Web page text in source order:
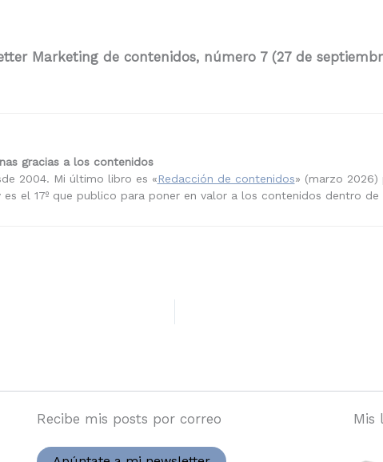
Marketing de contenidos, número 7 (27 de
gracias a los contenidos
2004. Mi último libro es «Redacción de contenidos» (marzo 2026)
el 17º que publico para poner en valor a los contenidos dentro de
Recibe mis posts por correo Mis